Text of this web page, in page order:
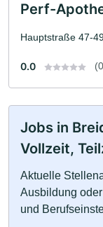
Perf-
Hauptstraße 47-
0.0
Jobs in
Vollzeit,
Aktuelle
Ausbildung
und